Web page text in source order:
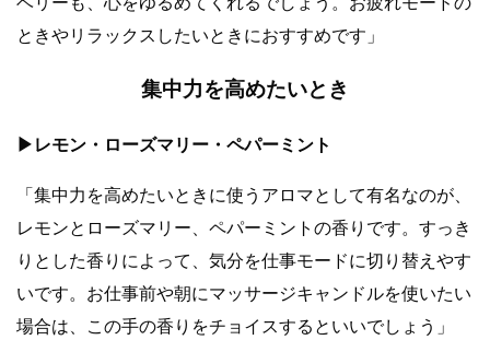
ときやリラックスしたいときにおすすめです」
集中力を高めたいとき
▶︎レモン・ローズマリー・ペパーミント
「集中力を高めたいときに使うアロマとして有名なのが、
レモンとローズマリー、ペパーミントの香りです。すっき
りとした香りによって、気分を仕事モードに切り替えやす
いです。お仕事前や朝にマッサージキャンドルを使いたい
場合は、この手の香りをチョイスするといいでしょう」